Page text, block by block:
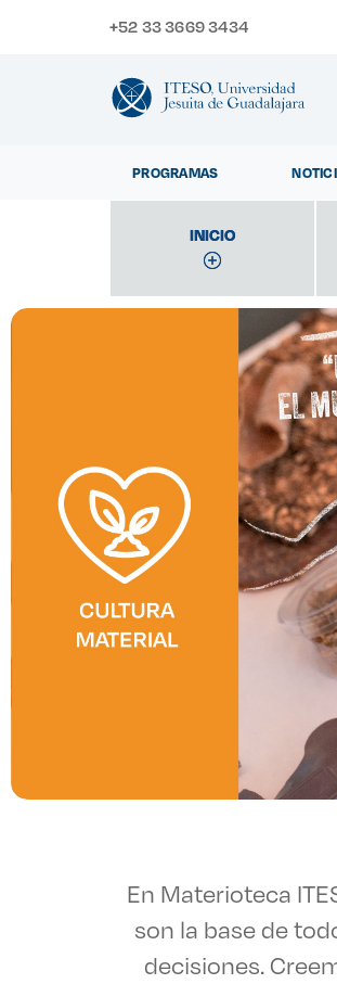
+52 33 3669 3434
PROGRAMAS
INICIO
INICIO
En Materioteca
son la base de
decisiones.